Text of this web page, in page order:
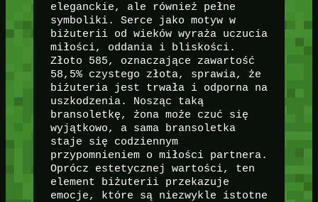
eleganckie, ale również pełne
symboliki. Serce jako motyw w
biżuterii od wieków wyraża uczucia
miłości, oddania i bliskości.
Złoto 585, oznaczające zawartość
58,5% czystego złota, sprawia, że
biżuteria jest trwała i odporna na
uszkodzenia. Nosząc taką
bransoletkę, żona może czuć się
wyjątkowo, a sama bransoletka
staje się codziennym
przypomnieniem o miłości partnera.
Oprócz estetycznej wartości, ten
element biżuterii przekazuje
emocje, które są niezwykle istotne